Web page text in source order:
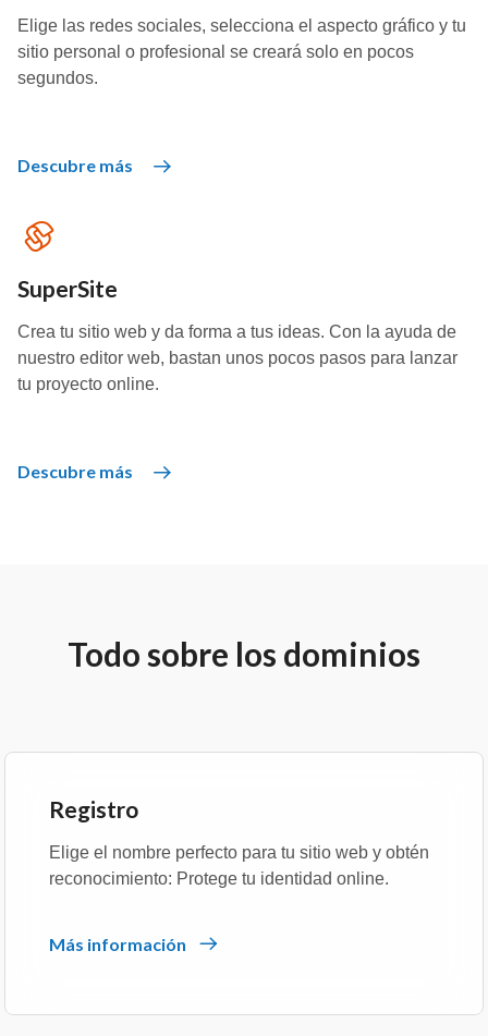
Elige las redes sociales, selecciona el aspecto gráfico y tu
sitio personal o profesional se creará solo en pocos
segundos.
Descubre más
SuperSite
Crea tu sitio web y da forma a tus ideas. Con la ayuda de
nuestro editor web, bastan unos pocos pasos para lanzar
tu proyecto online.
Descubre más
Todo sobre los dominios
Registro
Elige el nombre perfecto para tu sitio web y obtén
reconocimiento: Protege tu identidad online.
Más información